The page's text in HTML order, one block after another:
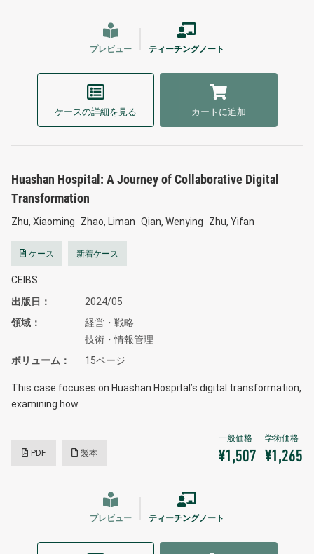
プレビュー ティーチングノート
ケースの詳細を見る カートに追加
Huashan Hospital: A Journey of Collaborative Digital
Transformation
Zhu, Xiaoming Zhao, Liman Qian, Wenying Zhu, Yifan
ケース 新着ケース
CEIBS
出版日
2024/05
領域
経営・戦略
技術・情報管理
ボリューム
15ページ
This case focuses on Huashan Hospital’s digital transformation,
examining how…
PDF 製本 ¥1,507 ¥1,265
プレビュー ティーチングノート